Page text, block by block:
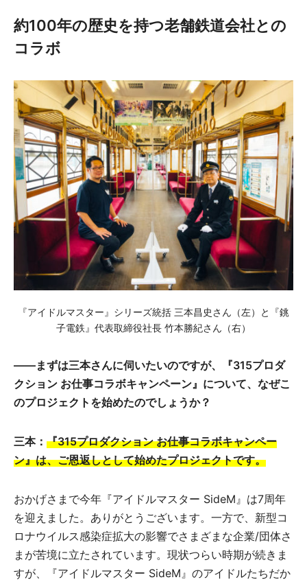
約100年の歴史を持つ老舗鉄道会社との
コラボ
『アイドルマスター』シリーズ統括 三本昌史さん（左）と『銚
子電鉄』代表取締役社長 竹本勝紀さん（右）
――まずは三本さんに伺いたいのですが、『315プロダ
クション お仕事コラボキャンペーン』について、なぜこ
のプロジェクトを始めたのでしょうか？
三本： 『315プロダクション お仕事コラボキャンペー
ン』は、ご恩返しとして始めたプロジェクトです。
おかげさまで今年『アイドルマスター SideM』は7周年
を迎えました。ありがとうございます。一方で、新型コ
ロナウイルス感染症拡大の影響でさまざまな企業/団体さ
まが苦境に立たされています。現状つらい時期が続きま
すが、『アイドルマスター SideM』のアイドルたちだか